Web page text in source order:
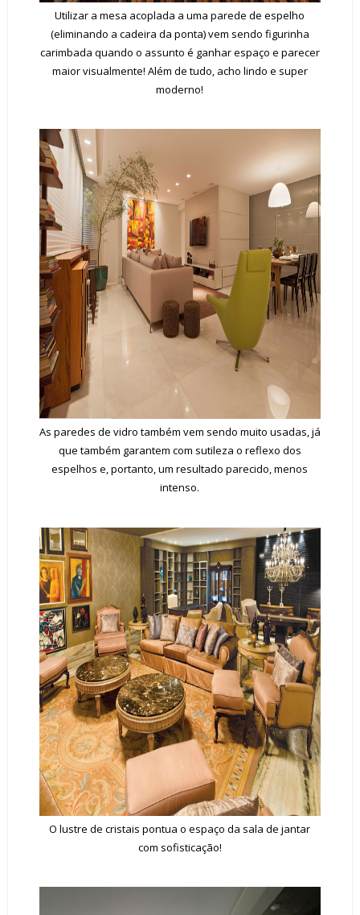
Utilizar a mesa acoplada a uma parede de espelho
(eliminando a cadeira da ponta) vem sendo figurinha
carimbada quando o assunto é ganhar espaço e parecer
maior visualmente! Além de tudo, acho lindo e super
moderno!
As paredes de vidro também vem sendo muito usadas, já
que também garantem com sutileza o reflexo dos
espelhos e, portanto, um resultado parecido, menos
intenso.
O lustre de cristais pontua o espaço da sala de jantar
com sofisticação!